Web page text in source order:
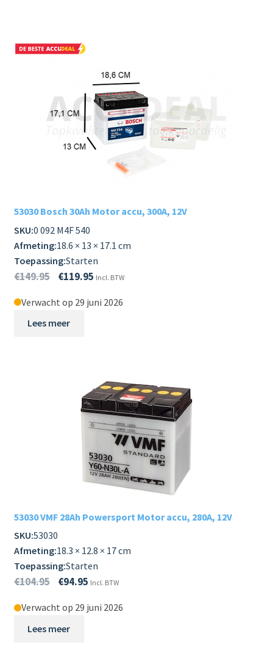
53030 Bosch 30Ah Motor accu, 300A, 12V
SKU:0 092 M4F 540
Afmeting:18.6 × 13 × 17.1 cm
Toepassing:Starten
€149.95 €119.95 Incl. BTW
Verwacht op 29 juni 2026
Lees meer
53030 VMF 28Ah Powersport Motor accu, 280A, 12V
SKU:53030
Afmeting:18.3 × 12.8 × 17 cm
Toepassing:Starten
€104.95 €94.95 Incl. BTW
Verwacht op 29 juni 2026
Lees meer